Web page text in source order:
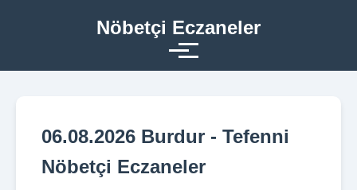
Nöbetçi Eczaneler
06.08.2026 Burdur - Tefenni
Nöbetçi Eczaneler